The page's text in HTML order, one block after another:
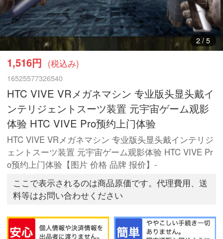
3/ 5
1,516円 (税込み)
16525577326540
HTC VIVE VRメガネマシン 专业版头显头戴イ
ンテリジェントスーツ装置 元宇宙ゲーム观影
体验 HTC VIVE Pro预约上门体验
HTC VIVE VRメガネマシン 专业版头显头戴インテリジ
ェントスーツ装置 元宇宙ゲーム观影体验 HTC VIVE Pr
o预约上门体验【图片 价格 品牌 报价】-
ここで表示されるのは商品原価です。代理費用、送
料等はお問い合わせください